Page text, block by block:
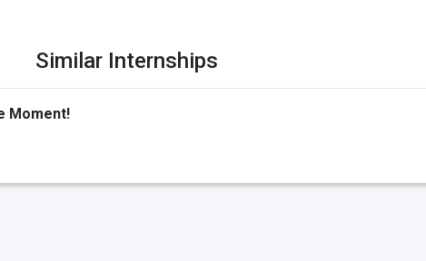
Similar Internships
Moment!